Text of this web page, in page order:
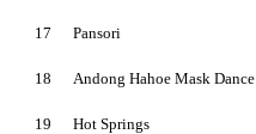
17 Pansori
18 Andong Hahoe Mask Dance
19 Hot Springs